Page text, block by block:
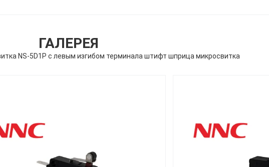
ГАЛЕРЕЯ
NS-5D1P с левым изгибом терминала штифт шприца микросвитка